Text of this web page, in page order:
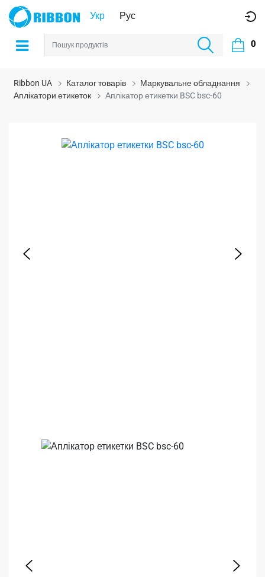
Укр Рус
0
Ribbon UA Каталог товарів
Маркувальне обладнання
Аплікатори етикеток
Аплікатор етикетки BSC bsc-60